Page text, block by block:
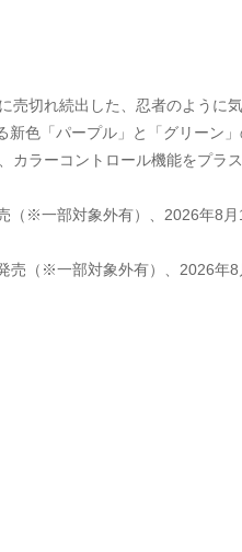
切れ続出した、忍者のように
色「パープル」と「グリーン」
ラーコントロール機能をプラ
※一部対象外有）、2026年8
（※一部対象外有）、2026年